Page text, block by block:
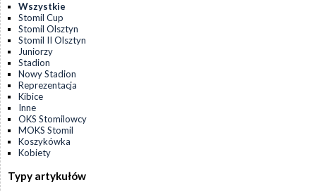
Wszystkie
Stomil Cup
Stomil Olsztyn
Stomil II Olsztyn
Juniorzy
Stadion
Nowy Stadion
Reprezentacja
Kibice
Inne
OKS Stomilowcy
MOKS Stomil
Koszykówka
Kobiety
Typy artykułów